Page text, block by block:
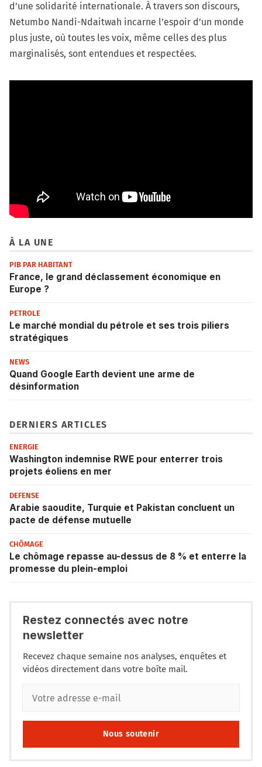
d’une solidarité internationale. À travers son discours,
Netumbo Nandi-Ndaitwah incarne l’espoir d’un monde
plus juste, où toutes les voix, même celles des plus
marginalisés, sont entendues et respectées.
À LA UNE
PIB PAR HABITANT
France, le grand déclassement économique en
Europe ?
PETROLE
Le marché mondial du pétrole et ses trois piliers
stratégiques
NEWS
Quand Google Earth devient une arme de
désinformation
DERNIERS ARTICLES
ENERGIE
Washington indemnise RWE pour enterrer trois
projets éoliens en mer
DEFENSE
Arabie saoudite, Turquie et Pakistan concluent un
pacte de défense mutuelle
CHÔMAGE
Le chômage repasse au-dessus de 8 % et enterre la
promesse du plein-emploi
Restez connectés avec notre
newsletter
Recevez chaque semaine nos analyses, enquêtes et
vidéos directement dans votre boîte mail.
Nous soutenir